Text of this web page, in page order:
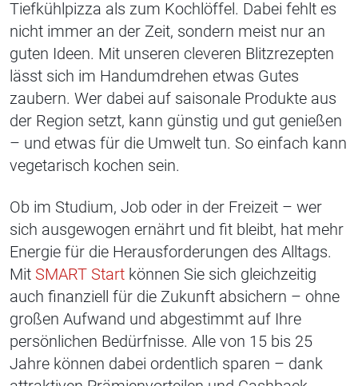
Tiefkühlpizza als zum Kochlöffel. Dabei fehlt es
nicht immer an der Zeit, sondern meist nur an
guten Ideen. Mit unseren cleveren Blitzrezepten
lässt sich im Handumdrehen etwas Gutes
zaubern. Wer dabei auf saisonale Produkte aus
der Region setzt, kann günstig und gut genießen
– und etwas für die Umwelt tun. So einfach kann
vegetarisch kochen sein.
Ob im Studium, Job oder in der Freizeit – wer
sich ausgewogen ernährt und fit bleibt, hat mehr
Energie für die Herausforderungen des Alltags.
Mit SMART Start können Sie sich gleichzeitig
auch finanziell für die Zukunft absichern – ohne
großen Aufwand und abgestimmt auf Ihre
persönlichen Bedürfnisse. Alle von 15 bis 25
Jahre können dabei ordentlich sparen – dank